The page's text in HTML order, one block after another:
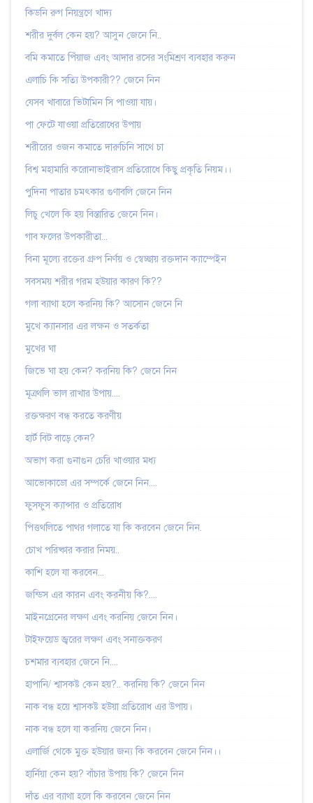
কিডনি রুগ নিয়ন্ত্রণে খাদ্য
শরীর দুর্বল কেন হয়? আসুন জেনে নি..
বমি কমাতে পিঁয়াজ এবং আদার রসের সংমিশ্রণ ব্যবহার করুন
এলাচি কি সত্যি উপকারী?? জেনে নিন
যেসব খাবারে ভিটামিন সি পাওয়া যায়।
পা ফেটে যাওয়া প্রতিরোধের উপায়
শরীরের ওজন কমাতে দারুচিনি সাথে চা
বিশ্ব মহামারি করোনাভাইরাস প্রতিরোধে কিছু প্রকৃতি নিয়ম।।
পুদিনা পাতার চমৎকার গুণাবলি জেনে নিন
লিচু খেলে কি হয় বিস্তারিত জেনে নিন।
গাব ফলের উপকারীতা...
বিনা মূল্যে রক্তের গ্রুপ নির্ণয় ও স্বেচ্ছায় রক্তদান ক্যাম্পেইন
সবসময় শরীর গরম হউয়ার কারণ কি??
গলা ব্যাথা হলে করনিয় কি? আসোন জেনে নি
মুখে ক্যানসার এর লক্ষন ও সতর্কতা
মুখের ঘা
জিভে ঘা হয় কেন? করনিয় কি? জেনে নিন
মূত্রথলি ভাল রাখার উপায়....
রক্তক্ষরণ বন্ধ করতে করণীয়
হার্ট বিট বাড়ে কেন?
অভাগ করা গুনাগুন চেরি খাওয়ার মধ্য
আভোকাডো এর সম্পর্কে জেনে নিন....
ফুসফুস ক্যান্সার ও প্রতিরোধ
পিত্তথলিতে পাথর গলাতে যা কি করবেন জেনে নিন.
চোখ পরিষ্কার করার নিময়..
কাশি হলে যা করবেন...
জন্ডিস এর কারন এবং করনীয় কি?....
মাইনগ্রেনের লক্ষণ এবং করনিয় জেনে নিন।
টাইফয়েড জ্বরের লক্ষণ এবং সনাক্তকরণ
চশমার ব্যবহার জেনে নি....
হাপানি/ শ্বাসকষ্ট কেন হয়?.. করনিয় কি? জেনে নিন
নাক বন্ধ হয়ে শ্বাসকষ্ট হউয়া প্রতিরোধ এর উপায়।
নাক বন্ধ হলে যা করনিয় জেনে নিন।
এলার্জি থেকে মুক্ত হউয়ার জন্য কি করবেন জেনে নিন।।
হার্নিয়া কেন হয়? বাঁচার উপায় কি? জেনে নিন
দাঁত এর ব্যাথা হলে কি করবেন জেনে নিন